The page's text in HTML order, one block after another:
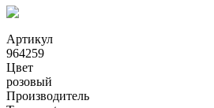
Артикул
964259
Цвет
розовый
Производитель